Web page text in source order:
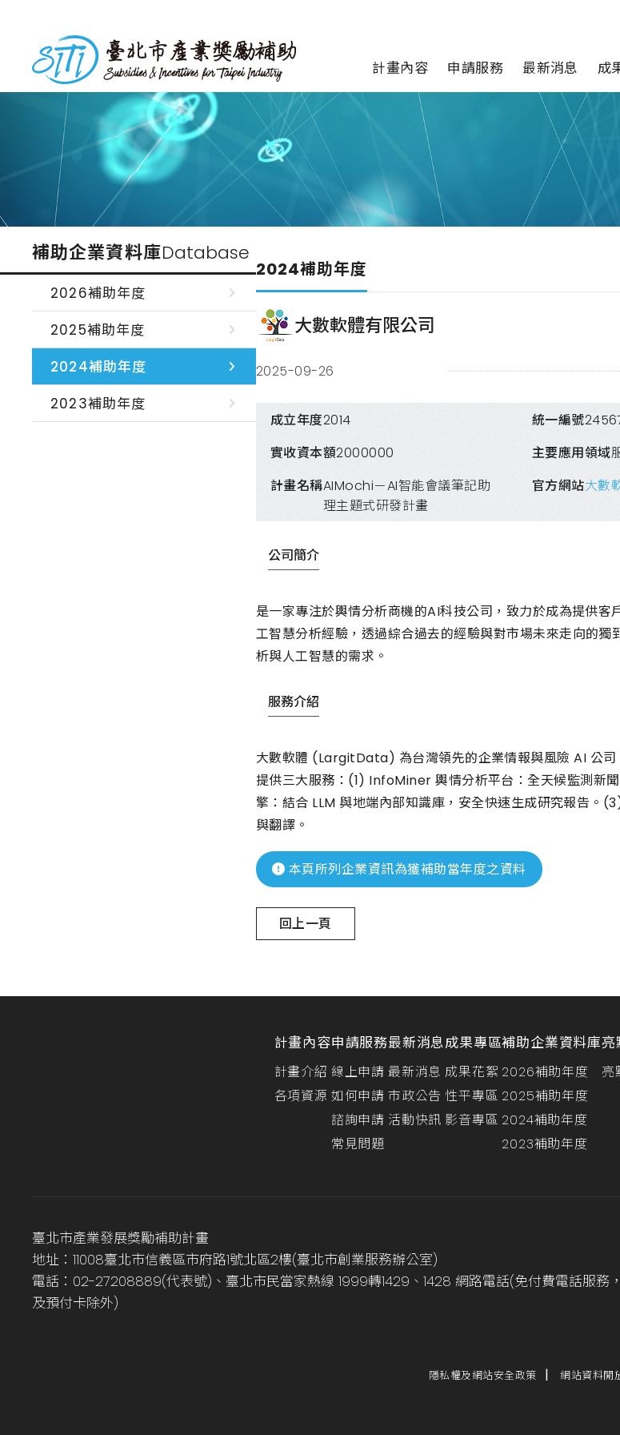
內
台北市產業獎勵補助
計畫內容 申請服務 最新消息 成
補助企業資料庫Database
2026補助年度
2025補助年度
2024補助年度
2023補助年度
2024補助年度
大數軟體有限公司
2025-09-26
成立年度2014 統一編號
實收資本額2000000 主要應用領域
計畫名稱AIMochi－AI智能會議筆記助
理主題式研發計畫
官方網站大數
公司簡介
是一家專注於輿情分析商機的AI科技公司，致力於成為提供
工智慧分析經驗，透過綜合過去的經驗與對市場未來走向的
析與人工智慧的需求。
服務介紹
大數軟體 (LargitData) 為台灣領先的企業情報與風險 AI 公
提供三大服務：(1) InfoMiner 輿情分析平台：全天候監測新
擎：結合 LLM 與地端內部知識庫，安全快速生成研究報告。
與翻譯。
本頁所列企業資訊為獲補助當年度之資料
回上一頁
計畫內容
計畫介紹
各項資源
申請服務
線上申請
如何申請
諮詢申請
常見問題
最新消息
最新消息
市政公告
活動快訊
成果專區
成果花絮
性平專區
影音專區
補助企業資料庫
2026補助年度
2025補助年度
2024補助年度
2023補助年度
亮
亮
臺北市產業發展獎勵補助計畫
地址：11008臺北市信義區市府路1號北區2樓(臺北市創業服務辦公室)
電話：02-27208889(代表號)、臺北市民當家熱線 1999轉1429、1428 網路電話(免付費電話服務
及預付卡除外)
隱私權及網站安全政策 網站資料開